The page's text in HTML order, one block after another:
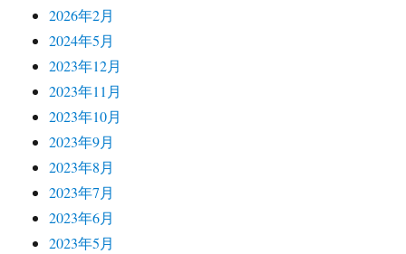
2026年2月
2024年5月
2023年12月
2023年11月
2023年10月
2023年9月
2023年8月
2023年7月
2023年6月
2023年5月